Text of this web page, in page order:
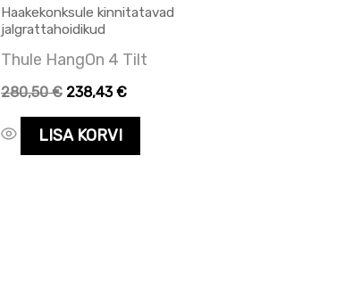
Haakekonksule kinnitatavad
jalgrattahoidikud
Thule HangOn 4 Tilt
280,50€ 238,43€
LISA KORVI